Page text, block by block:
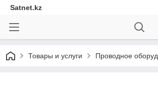
Satnet.kz
Товары и услуги Проводное